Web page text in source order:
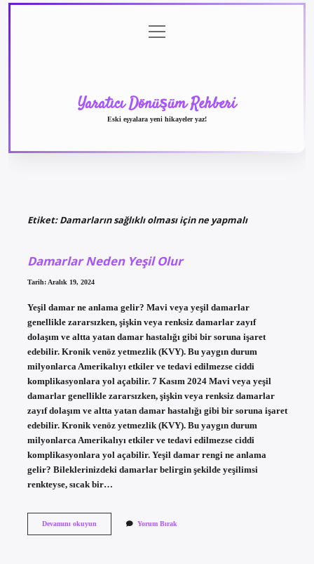
menüyü
aç
Yaratıcı Dönüşüm Rehberi
Eski eşyalara yeni hikayeler yaz!
Etiket:Damarların sağlıklı olması için ne yapmalı
Damarlar Neden Yeşil Olur
Tarih: Aralık 19, 2024
Yeşil damar ne anlama gelir? Mavi veya yeşil damarlar
genellikle zararsızken, şişkin veya renksiz damarlar zayıf
dolaşım ve altta yatan damar hastalığı gibi bir soruna işaret
edebilir. Kronik venöz yetmezlik (KVY). Bu yaygın durum
milyonlarca Amerikalıyı etkiler ve tedavi edilmezse ciddi
komplikasyonlara yol açabilir. 7 Kasım 2024 Mavi veya yeşil
damarlar genellikle zararsızken, şişkin veya renksiz damarlar
zayıf dolaşım ve altta yatan damar hastalığı gibi bir soruna işaret
edebilir. Kronik venöz yetmezlik (KVY). Bu yaygın durum
milyonlarca Amerikalıyı etkiler ve tedavi edilmezse ciddi
komplikasyonlara yol açabilir. Yeşil damar rengi ne anlama
gelir? Bileklerinizdeki damarlar belirgin şekilde yeşilimsi
renkteyse, sıcak bir…
Devamını okuyunDamarlar
Yorum Bırak